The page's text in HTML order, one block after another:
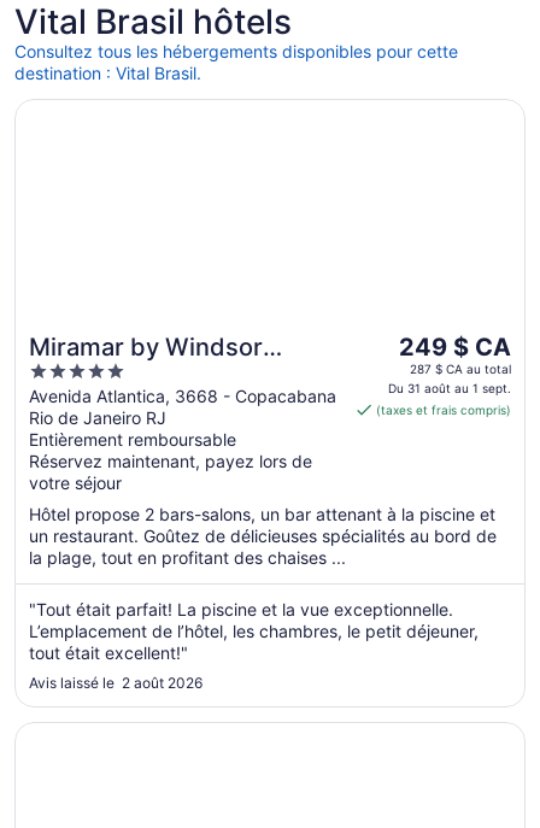
Vital Brasil hôtels
Consultez tous les hébergements disponibles pour cette
destination : Vital Brasil.
Miramar by Windsor
Copacabana
5
out
of
5
Avenida Atlantica, 3668 - Copacabana
Rio de Janeiro RJ
Entièrement remboursable
Réservez maintenant, payez lors de
votre séjour
Le
prix
est
de 249 $ CA
août
au 1
249 $ CA
287 $ CA au total
Du 31 août au 1 sept.
(taxes et frais compris)
Hôtel propose 2 bars-salons, un bar attenant à la piscine et
un restaurant. Goûtez de délicieuses spécialités au bord de
la plage, tout en profitant des chaises ...
"Tout était parfait! La piscine et la vue exceptionnelle.
L’emplacement de l’hôtel, les chambres, le petit déjeuner,
tout était excellent!"
Avis laissé le 2 août 2026
S’ouvre dans une nouvelle fenêtre
Miramar by Windsor Copacabana
S’ouvre dans une nouvelle fenêtre
JANEIRO Hotel